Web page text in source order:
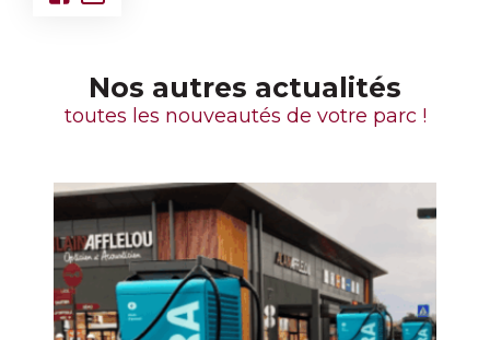
Nos autres actualités
toutes les nouveautés de votre parc !